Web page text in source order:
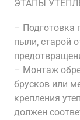
ЭТАПЫ
– Подготовка
пыли‚ старой
– Монтаж
брусков или
крепления
должен